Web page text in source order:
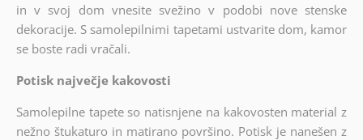
in v svoj dom vnesite svežino v podobi nove stenske
dekoracije. S samolepilnimi tapetami ustvarite dom, kamor
se boste radi vračali.
Potisk največje kakovosti
Samolepilne tapete so natisnjene na kakovosten material z
nežno štukaturo in matirano površino. Potisk je nanešen z